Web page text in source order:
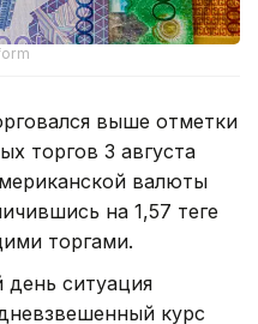
выше отметки
торгов 3 августа
валюты
на 1,57 теңге
торгами.
ситуация
курс